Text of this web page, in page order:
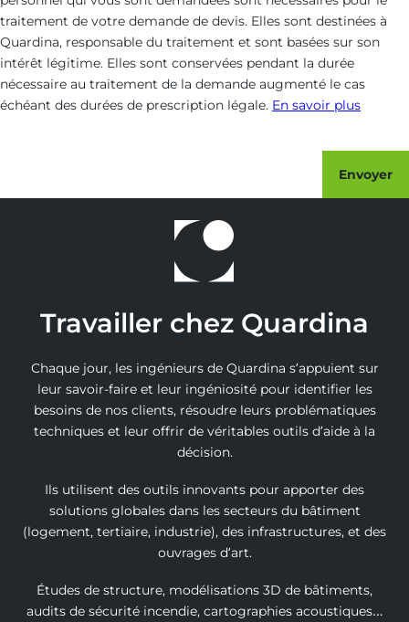
traitement de votre demande de devis. Elles sont destinées à
Quardina, responsable du traitement et sont basées sur son
intérêt légitime. Elles sont conservées pendant la durée
nécessaire au traitement de la demande augmenté le cas
échéant des durées de prescription légale. En savoir plus
Envoyer
Travailler chez Quardina
Chaque jour, les ingénieurs de Quardina s’appuient sur
leur savoir-faire et leur ingéniosité pour identifier les
besoins de nos clients, résoudre leurs problématiques
techniques et leur offrir de véritables outils d’aide à la
décision.
Ils utilisent des outils innovants pour apporter des
solutions globales dans les secteurs du bâtiment
(logement, tertiaire, industrie), des infrastructures, et des
ouvrages d’art.
Études de structure, modélisations 3D de bâtiments,
audits de sécurité incendie, cartographies acoustiques…